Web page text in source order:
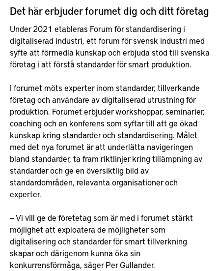
Det här erbjuder forumet dig och ditt företag
Under 2021 etableras Forum för standardisering i
digitaliserad industri, ett forum för svensk industri med
syfte att förmedla kunskap och erbjuda stöd till svenska
företag i att förstå standarder för smart produktion.
I forumet möts experter inom standarder, tillverkande
företag och användare av digitaliserad utrustning för
produktion. Forumet erbjuder workshoppar, seminarier,
coaching och en konferens som syftar till att ge ökad
kunskap kring standarder och standardisering. Målet
med det nya forumet är att underlätta navigeringen
bland standarder, ta fram riktlinjer kring tillämpning av
standarder och ge en översiktlig bild av
standardområden, relevanta organisationer och
experter.
– Vi vill ge de företetag som är med i forumet stärkt
möjlighet att exploatera de möjligheter som
digitalisering och standarder för smart tillverkning
skapar och därigenom kunna öka sin
konkurrensförmåga, säger Per Gullander.